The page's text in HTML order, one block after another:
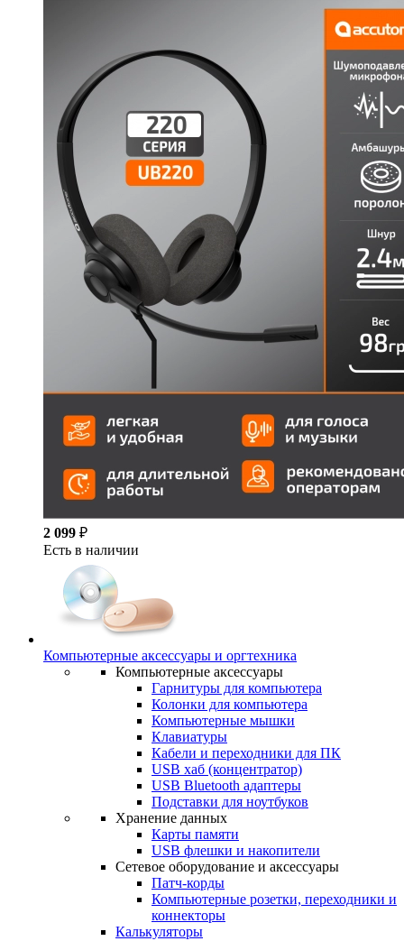
2 099 ₽
Есть в наличии
Компьютерные аксессуары и оргтехника
Компьютерные аксессуары
Гарнитуры для компьютера
Колонки для компьютера
Компьютерные мышки
Клавиатуры
Кабели и переходники для ПК
USB хаб (концентратор)
USB Bluetooth адаптеры
Подставки для ноутбуков
Хранение данных
Карты памяти
USB флешки и накопители
Сетевое оборудование и аксессуары
Патч-корды
Компьютерные розетки, переходники и
коннекторы
Калькуляторы